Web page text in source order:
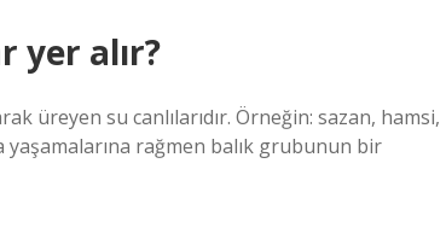
yer alır?
üreyen su canlılarıdır. Örneğin: sazan, hamsi,
yaşamalarına rağmen balık grubunun bir